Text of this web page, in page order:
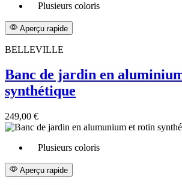
Plusieurs coloris
Aperçu rapide
BELLEVILLE
Banc de jardin en
synthétique
249,00 €
Plusieurs coloris
Aperçu rapide